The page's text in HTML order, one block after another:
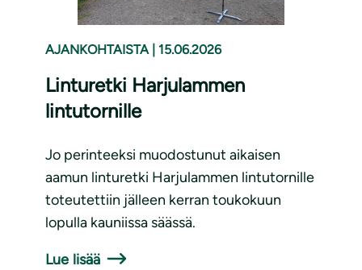
AJANKOHTAISTA 15.06.2026
Linturetki Harjulammen
lintutornille
Jo perinteeksi muodostunut aikaisen
aamun linturetki Harjulammen lintutornille
toteutettiin jälleen kerran toukokuun
lopulla kauniissa säässä.
Lue lisää